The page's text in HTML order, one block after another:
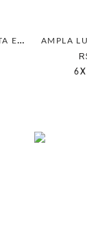
AMPLA CAPRI MAIS GATA ECRU
AMPLA
6 X